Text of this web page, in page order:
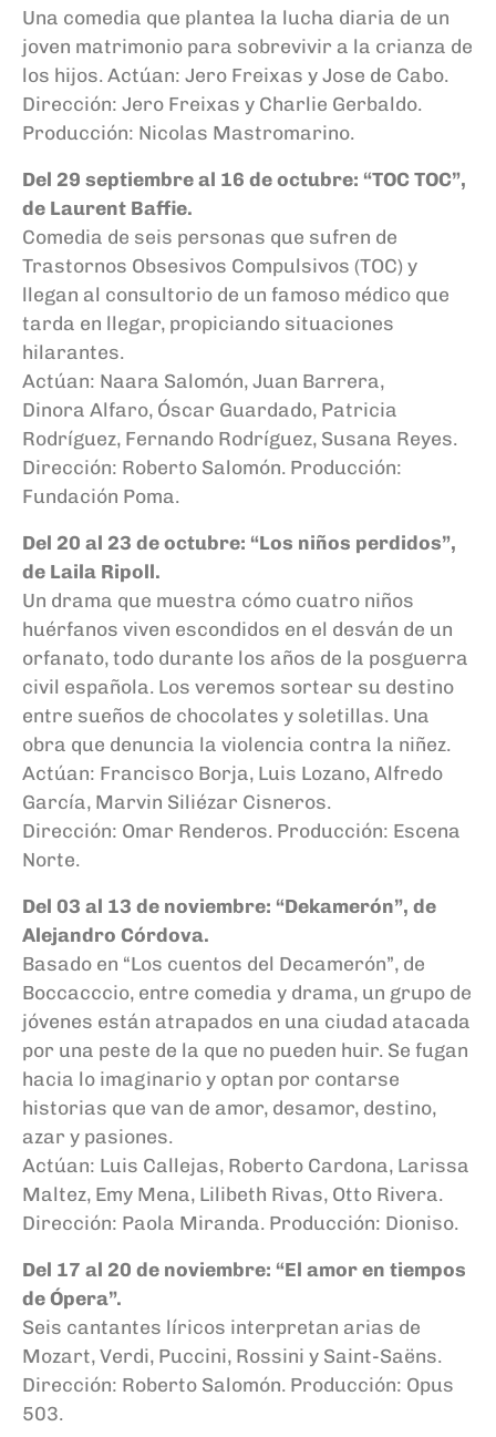
Una comedia que plantea la lucha diaria de un
joven matrimonio para sobrevivir a la crianza de
los hijos. Actúan: Jero Freixas y Jose de Cabo.
Dirección: Jero Freixas y Charlie Gerbaldo.
Producción: Nicolas Mastromarino.
Del 29 septiembre al 16 de octubre: “TOC TOC”,
de Laurent Baffie.
Comedia de seis personas que sufren de
Trastornos Obsesivos Compulsivos (TOC) y
llegan al consultorio de un famoso médico que
tarda en llegar, propiciando situaciones
hilarantes.
Actúan: Naara Salomón, Juan Barrera,
Dinora Alfaro, Óscar Guardado, Patricia
Rodríguez, Fernando Rodríguez, Susana Reyes.
Dirección: Roberto Salomón. Producción:
Fundación Poma.
Del 20 al 23 de octubre: “Los niños perdidos”,
de Laila Ripoll.
Un drama que muestra cómo cuatro niños
huérfanos viven escondidos en el desván de un
orfanato, todo durante los años de la posguerra
civil española. Los veremos sortear su destino
entre sueños de chocolates y soletillas. Una
obra que denuncia la violencia contra la niñez.
Actúan: Francisco Borja, Luis Lozano, Alfredo
García, Marvin Siliézar Cisneros.
Dirección: Omar Renderos. Producción: Escena
Norte.
Del 03 al 13 de noviembre: “Dekamerón”, de
Alejandro Córdova.
Basado en “Los cuentos del Decamerón”, de
Boccacccio, entre comedia y drama, un grupo de
jóvenes están atrapados en una ciudad atacada
por una peste de la que no pueden huir. Se fugan
hacia lo imaginario y optan por contarse
historias que van de amor, desamor, destino,
azar y pasiones.
Actúan: Luis Callejas, Roberto Cardona, Larissa
Maltez, Emy Mena, Lilibeth Rivas, Otto Rivera.
Dirección: Paola Miranda. Producción: Dioniso.
Del 17 al 20 de noviembre: “El amor en tiempos
de Ópera”.
Seis cantantes líricos interpretan arias de
Mozart, Verdi, Puccini, Rossini y Saint-Saëns.
Dirección: Roberto Salomón. Producción: Opus
503.